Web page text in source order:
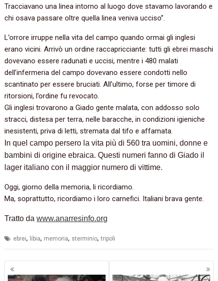
Tracciavano una linea intorno al luogo dove stavamo lavorando e
chi osava passare oltre quella linea veniva ucciso”.
L’orrore irruppe nella vita del campo quando ormai gli inglesi
erano vicini. Arrivò un ordine raccapricciante: tutti gli ebrei maschi
dovevano essere radunati e uccisi, mentre i 480 malati
dell’infermeria del campo dovevano essere condotti nello
scantinato per essere bruciati. All’ultimo, forse per timore di
ritorsioni, l’ordine fu revocato.
Gli inglesi trovarono a Giado gente malata, con addosso solo
stracci, distesa per terra, nelle baracche, in condizioni igieniche
inesistenti, priva di letti, stremata dal tifo e affamata.
In quel campo persero la vita più di 560 tra uomini, donne e
bambini di origine ebraica. Questi numeri fanno di Giado il
lager italiano con il maggior numero di vittime.
Oggi, giorno della memoria, li ricordiamo.
Ma, soprattutto, ricordiamo i loro carnefici. Italiani brava gente.
Tratto da www.anarresinfo.org
ebrei, libia, memoria, sterminio,tripoli
Navigazione
articoli